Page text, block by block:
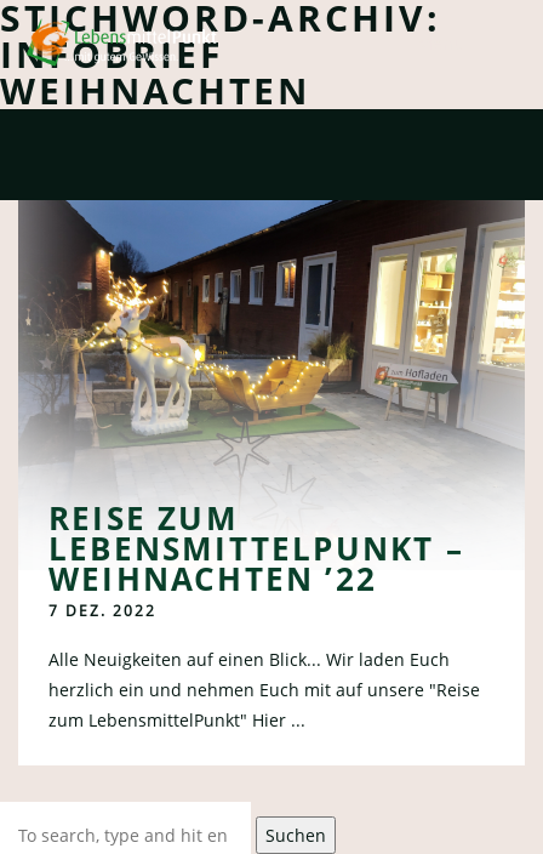
STICHWORD-ARCHIV:
INFOBRIEF
WEIHNACHTEN
REISE ZUM
LEBENSMITTELPUNKT –
WEIHNACHTEN ’22
7 DEZ. 2022
Alle Neuigkeiten auf einen Blick... Wir laden Euch
herzlich ein und nehmen Euch mit auf unsere "Reise
zum LebensmittelPunkt" Hier ...
Suchen